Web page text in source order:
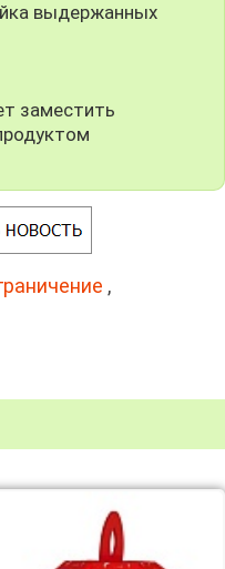
выдержанных
заместить
,